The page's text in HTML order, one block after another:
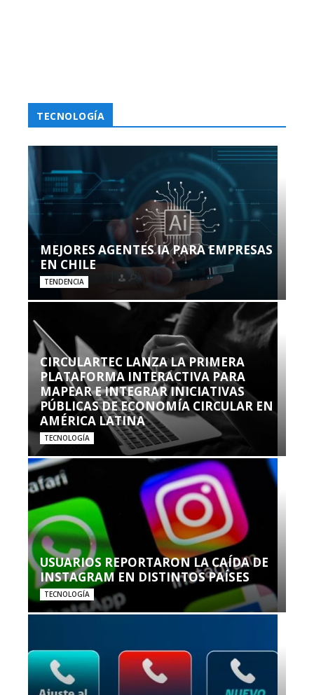
TECNOLOGÍA
MEJORES AGENTES IA PARA EMPRESAS
EN CHILE
TENDENCIA
CIRCULARTEC LANZA LA PRIMERA
PLATAFORMA INTERACTIVA PARA
MAPEAR E INTEGRAR INICIATIVAS
PÚBLICAS DE ECONOMÍA CIRCULAR EN
AMÉRICA LATINA
TECNOLOGÍA
USUARIOS REPORTARON LA CAÍDA DE
INSTAGRAM EN DISTINTOS PAÍSES
TECNOLOGÍA